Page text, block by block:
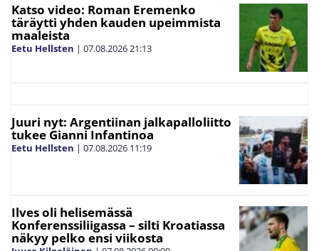
Katso video: Roman Eremenko
täräytti yhden kauden upeimmista
maaleista
Eetu Hellsten | 07.08.202621:13
Juuri nyt: Argentiinan jalkapalloliitto
tukee Gianni Infantinoa
Eetu Hellsten | 07.08.2026 11:19
Ilves oli helisemässä
Konferenssiliigassa – silti Kroatiassa
näkyy pelko ensi viikosta